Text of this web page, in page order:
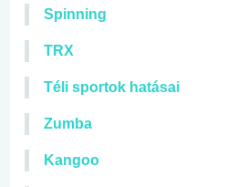
Spinning
TRX
Téli sportok hatásai
Zumba
Kangoo